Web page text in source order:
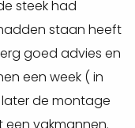
kapschuur
proces waarbij
steek had
staan heeft
goed advies en
een week ( in
de montage
een vakmannen.